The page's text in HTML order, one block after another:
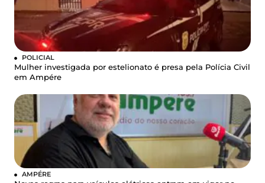
POLICIAL
Mulher investigada por estelionato é presa pela Polícia Civil
em Ampére
AMPÉRE